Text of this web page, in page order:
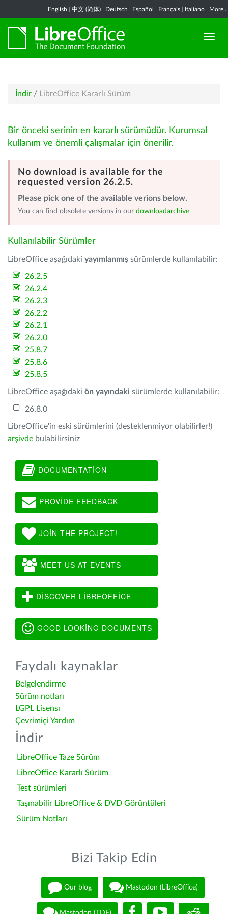
English 中文 (简体) Deutsch Español Français Italiano More...
İndir / LibreOffice Kararlı Sürüm
Bir önceki serinin en kararlı sürümüdür. Kurumsal
kullanım ve önemli çalışmalar için önerilir.
No download is available for the
requested version 26.2.5.
Please pick one of the available verions below.
You can find obsolete versions in our downloadarchive
Kullanılabilir Sürümler
LibreOffice aşağıdaki yayımlanmış sürümlerde kullanılabilir:
26.2.5
26.2.4
26.2.3
26.2.2
26.2.1
26.2.0
25.8.7
25.8.6
25.8.5
LibreOffice aşağıdaki ön yayındaki sürümlerde kullanılabilir:
26.8.0
LibreOffice'in eski sürümlerini (desteklenmiyor olabilirler!)
arşivde bulabilirsiniz
DOCUMENTATION
PROVIDE FEEDBACK
JOIN THE PROJECT!
MEET US AT EVENTS
DISCOVER LIBREOFFICE
GOOD LOOKING DOCUMENTS
Faydalı kaynaklar
Belgelendirme
Sürüm notları
LGPL Lisensı
Çevrimiçi Yardım
İndir
LibreOffice Taze Sürüm
LibreOffice Kararlı Sürüm
Test sürümleri
Taşınabilir LibreOffice & DVD Görüntüleri
Sürüm Notları
Bizi Takip Edin
Our blog Mastodon (LibreOffice)